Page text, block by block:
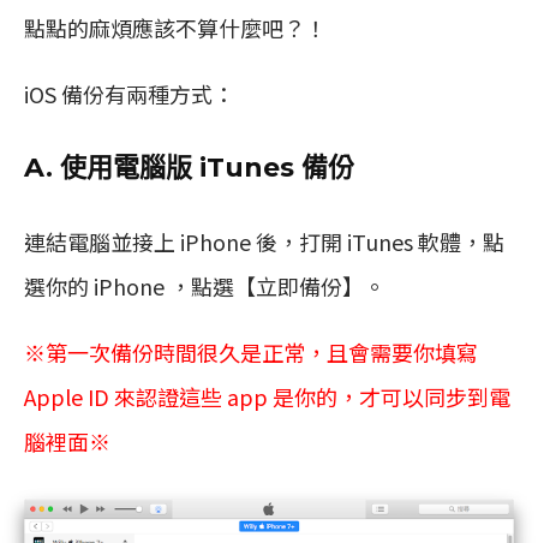
點點的麻煩應該不算什麼吧？！
iOS 備份有兩種方式：
A. 使用電腦版 iTunes 備份
連結電腦並接上 iPhone 後，打開 iTunes 軟體，點
選你的 iPhone ，點選【立即備份】。
※第一次備份時間很久是正常，且會需要你填寫
Apple ID 來認證這些 app 是你的，才可以同步到電
腦裡面※